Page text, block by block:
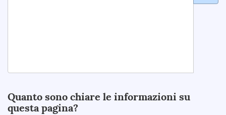
Quanto sono chiare le informazioni su
questa pagina?